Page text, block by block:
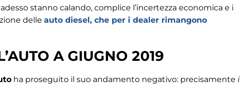
stanno calando, complice l’incertezza economica e i
delle auto diesel, che per i dealer rimangono
A GIUGNO 2019
ha proseguito il suo andamento negativo: precisamente i